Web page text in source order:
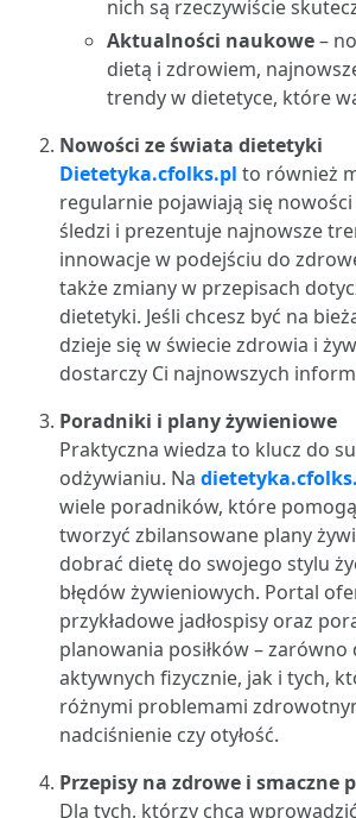
nich są rzeczywiście
Aktualności naukowe–
dietą i zdrowiem,
trendy w dietetyce, które
Nowości ze świata dietetyki
Dietetyka.cfolks.pl to również
regularnie pojawiają się
śledzi i prezentuje najnowsze
innowacje w podejściu do
także zmiany w przepisach
dietetyki. Jeśli chcesz być na
dzieje się w świecie zdrowia i
dostarczy Ci najnowszych
Poradniki i plany żywieniowe
Praktyczna wiedza to klucz do
odżywianiu. Na
wiele poradników, które
tworzyć zbilansowane plany
dobrać dietę do swojego stylu
błędów żywieniowych. Portal
przykładowe jadłospisy oraz
planowania posiłków – zarówno
aktywnych fizycznie, jak i tych,
różnymi problemami
nadciśnienie czy otyłość.
Przepisy na zdrowe i smaczne
Dla tych, którzy chcą